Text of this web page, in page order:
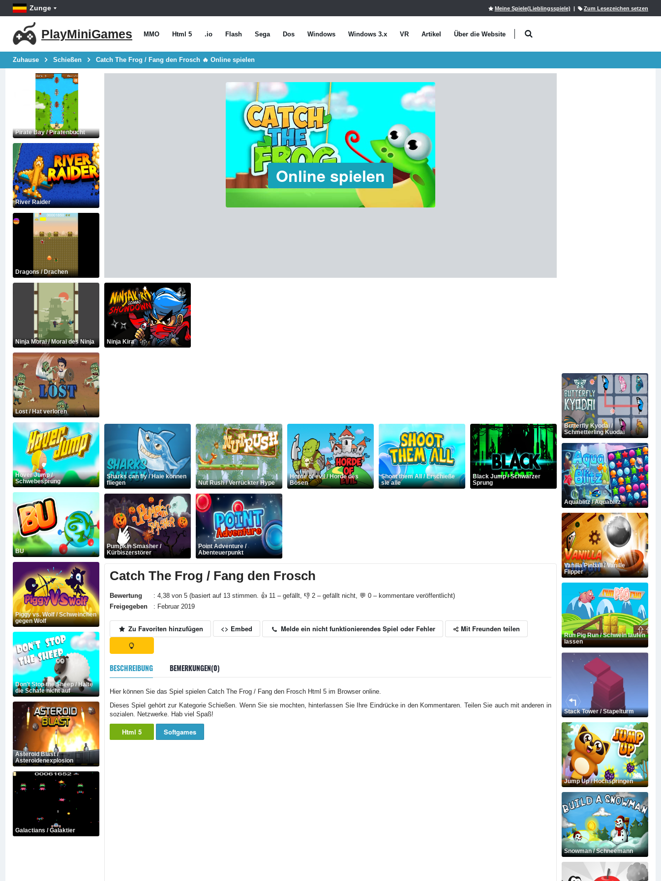
Zunge Meine Spiele(Lieblingsspiele) | Zum Lesezeichen setzen
PlayMiniGames MMO Html 5 .io Flash Sega Dos Windows Windows 3.x VR Artikel Über die Website
Zuhause Schießen Catch The Frog / Fang den Frosch 🔥 Online spielen
Pirate Bay / Piratenbucht
River Raider
Dragons / Drachen
Ninja Moral / Moral des Ninja
Lost / Hat verloren
Hover Jump /
Schwebesprung
BU
Piggy vs. Wolf / Schweinchen
gegen Wolf
Don't Stop the Sheep / Halte
die Schafe nicht auf
Asteroid Blast /
Asteroidenexplosion
Galactians / Galaktier
Online spielen
Ninja Kira
Sharks can fly / Haie können
fliegen
Nut Rush / Verrückter Hype
Horde of evil / Horde des
Bösen
Shoot them All / Erschieße
sie alle
Black Jump / Schwarzer
Sprung
Pumpkin Smasher /
Kürbiszerstörer
Point Adventure /
Abenteuerpunkt
Catch The Frog / Fang den Frosch
Bewertung
: 4,38 von 5 (basiert auf 13 stimmen. 👍 11 – gefällt, 👎 2 – gefällt nicht, 💬 0 – kommentare veröffentlicht)
Freigegeben
: Februar 2019
Zu Favoriten hinzufügen <> Embed Melde ein nicht funktionierendes Spiel oder Fehler Mit Freunden teilen
BESCHREIBUNG BEMERKUNGEN(0)
Hier können Sie das Spiel spielen Catch The Frog / Fang den Frosch Html 5 im Browser online.
Dieses Spiel gehört zur Kategorie Schießen. Wenn Sie sie mochten, hinterlassen Sie Ihre Eindrücke in den Kommentaren. Teilen Sie auch mit anderen in
sozialen. Netzwerke. Hab viel Spaß!
Html 5 Softgames
Butterfly Kyodai /
Schmetterling Kuodai
Aquablitz / Aquablitz
Vanilla Pinball / Vanille
Flipper
Run Pig Run / Schwein laufen
lassen
Stack Tower / Stapelturm
Jump Up / Hochspringen
Snowman / Schneemann